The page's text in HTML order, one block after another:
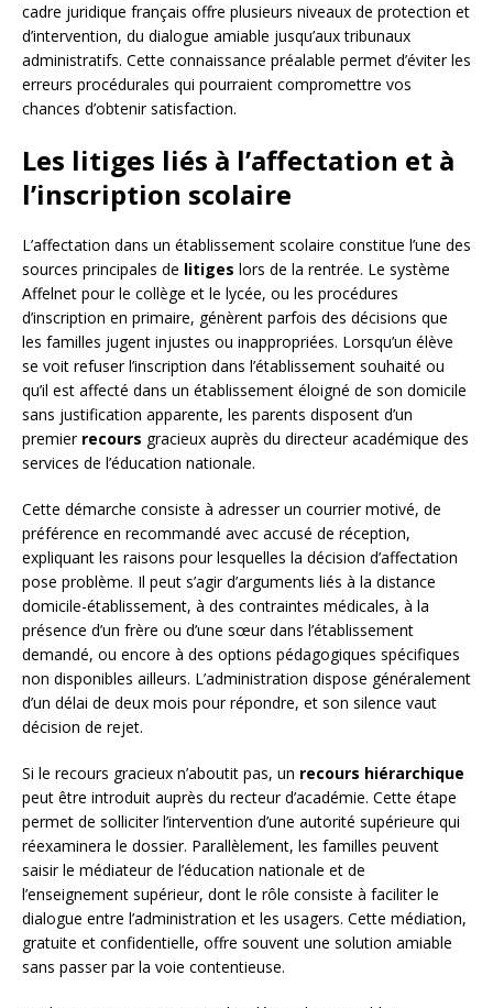
cadre juridique français offre plusieurs niveaux de protection et
d’intervention, du dialogue amiable jusqu’aux tribunaux
administratifs. Cette connaissance préalable permet d’éviter les
erreurs procédurales qui pourraient compromettre vos
chances d’obtenir satisfaction.
Les litiges liés à l’affectation et à
l’inscription scolaire
L’affectation dans un établissement scolaire constitue l’une des
sources principales de litiges lors de la rentrée. Le système
Affelnet pour le collège et le lycée, ou les procédures
d’inscription en primaire, génèrent parfois des décisions que
les familles jugent injustes ou inappropriées. Lorsqu’un élève
se voit refuser l’inscription dans l’établissement souhaité ou
qu’il est affecté dans un établissement éloigné de son domicile
sans justification apparente, les parents disposent d’un
premier recours gracieux auprès du directeur académique des
services de l’éducation nationale.
Cette démarche consiste à adresser un courrier motivé, de
préférence en recommandé avec accusé de réception,
expliquant les raisons pour lesquelles la décision d’affectation
pose problème. Il peut s’agir d’arguments liés à la distance
domicile-établissement, à des contraintes médicales, à la
présence d’un frère ou d’une sœur dans l’établissement
demandé, ou encore à des options pédagogiques spécifiques
non disponibles ailleurs. L’administration dispose généralement
d’un délai de deux mois pour répondre, et son silence vaut
décision de rejet.
Si le recours gracieux n’aboutit pas, un recours hiérarchique
peut être introduit auprès du recteur d’académie. Cette étape
permet de solliciter l’intervention d’une autorité supérieure qui
réexaminera le dossier. Parallèlement, les familles peuvent
saisir le médiateur de l’éducation nationale et de
l’enseignement supérieur, dont le rôle consiste à faciliter le
dialogue entre l’administration et les usagers. Cette médiation,
gratuite et confidentielle, offre souvent une solution amiable
sans passer par la voie contentieuse.